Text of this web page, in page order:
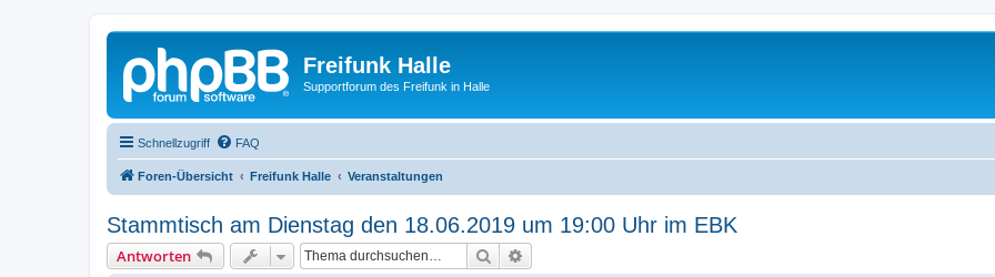
Freifunk Halle
Supportforum des Freifunk in Halle
Schnellzugriff FAQ
Foren-Übersicht Freifunk Halle Veranstaltungen
Stammtisch am Dienstag den 18.06.2019 um 19:00 Uhr im EBK
Antworten Suche